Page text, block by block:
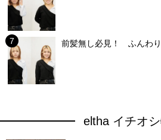
前髪無し必見！ ふんわ
eltha イチオ